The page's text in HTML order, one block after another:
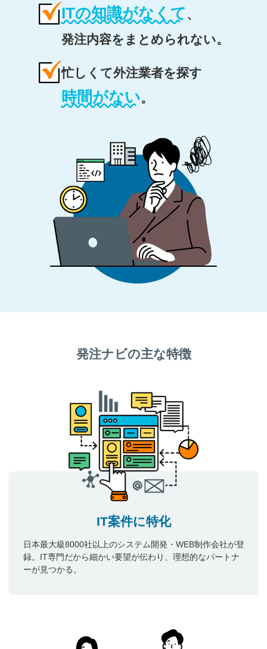
ITの知識がなくて 、
発注内容をまとめられない。
忙しくて外注業者を探す
時間がない。
発注ナビの主な特徴
IT案件に特化
日本最大級8000社以上のシステム開発・WEB制作会社が登
録。IT専門だから細かい要望が伝わり、理想的なパートナ
ーが見つかる。